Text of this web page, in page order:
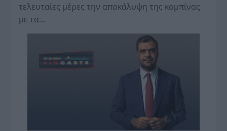
τελευταίες μέρες την αποκάλυψη της κο­μπίνας
με τα…